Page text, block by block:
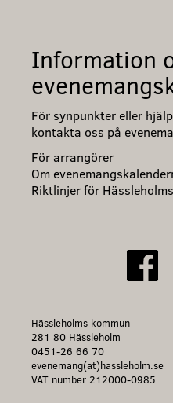
Information
För synpunkter eller
kontakta oss på
För arrangörer
Om
Riktlinjer för
Hässleholms kommun
281 80 Hässleholm
0451-26 66 70
evenemang(at)hassleholm.se
VAT number 212000-0985